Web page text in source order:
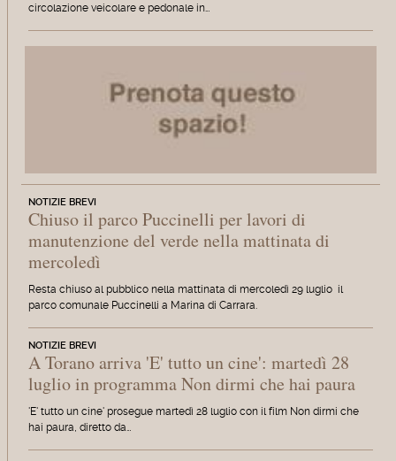
circolazione veicolare e pedonale in…
NOTIZIE BREVI
Chiuso il parco Puccinelli per lavori di
manutenzione del verde nella mattinata di
mercoledì
Resta chiuso al pubblico nella mattinata di mercoledì 29 luglio il
parco comunale Puccinelli a Marina di Carrara.
NOTIZIE BREVI
A Torano arriva 'E' tutto un cine': martedì 28
luglio in programma Non dirmi che hai paura
'E' tutto un cine' prosegue martedì 28 luglio con il film Non dirmi che
hai paura, diretto da…